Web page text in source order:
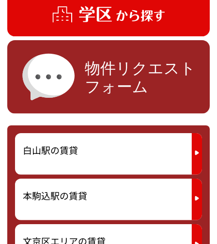
白山駅の賃貸
本駒込駅の賃貸
文京区エリアの賃貸